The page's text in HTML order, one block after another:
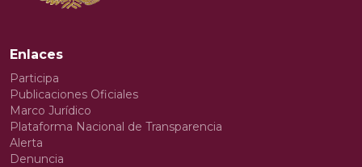
Enlaces
Participa
Publicaciones Oficiales
Marco Jurídico
Plataforma Nacional de Transparencia
Alerta
Denuncia